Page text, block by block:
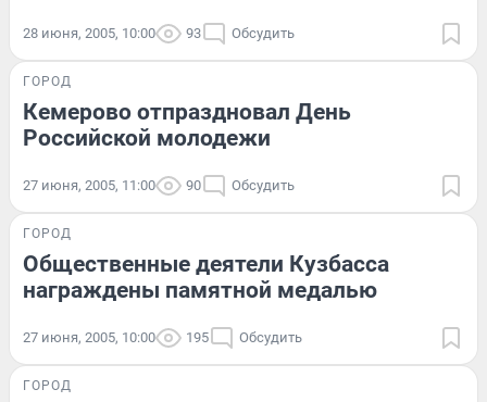
28 июня, 2005, 10:00 93 Обсудить
ГОРОД
Кемерово отпраздновал День
Российской молодежи
27 июня, 2005, 11:00 90 Обсудить
ГОРОД
Общественные деятели Кузбасса
награждены памятной медалью
27 июня, 2005, 10:00 195 Обсудить
ГОРОД